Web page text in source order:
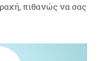
πιθανώς να σας